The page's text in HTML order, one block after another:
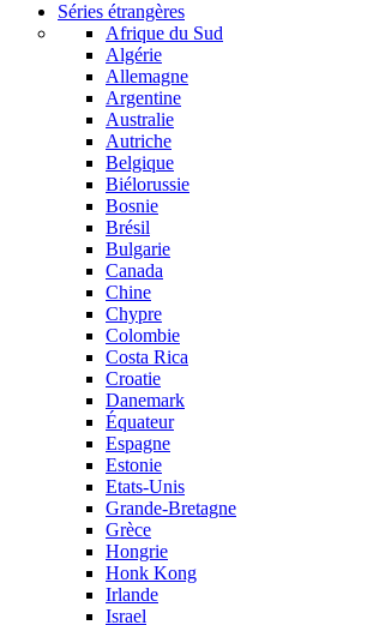
Séries étrangères
Afrique du Sud
Algérie
Allemagne
Argentine
Australie
Autriche
Belgique
Biélorussie
Bosnie
Brésil
Bulgarie
Canada
Chine
Chypre
Colombie
Costa Rica
Croatie
Danemark
Équateur
Espagne
Estonie
Etats-Unis
Grande-Bretagne
Grèce
Hongrie
Honk Kong
Irlande
Israel